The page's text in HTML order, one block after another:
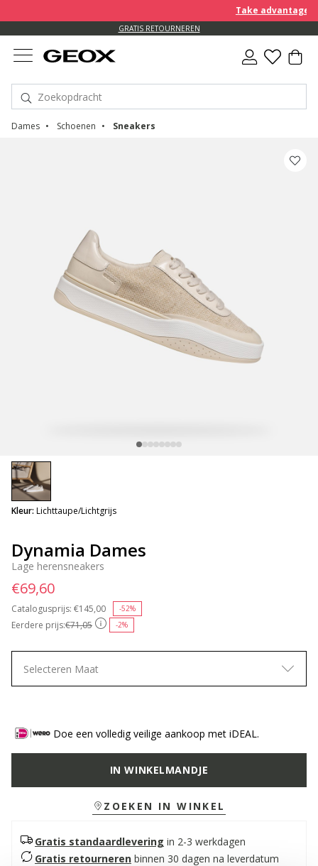
Take advantage
GRATIS RETOURNEREN
Dames Schoenen Sneakers
Dynamia Dames
Lage herensneakers
Eerdere prijs:€71,05 -2%
Catalogusprijs: Price reduced from
€145,00 -52%
€69,60
Kleur: Lichttaupe/Lichtgrijs
selected
Selecteren Maat
Doe een volledig veilige aankoop met iDEAL.
IN WINKELMANDJE
ZOEKEN IN WINKEL
Gratis standaardlevering in 2-3 werkdagen
Gratis retourneren binnen 30 dagen na leverdatum